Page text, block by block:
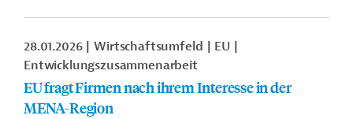
28.01.2026 Wirtschaftsumfeld
EU
Entwicklungszusammenarbeit
EU fragt Firmen nach ihrem Interesse in der
MENA-Region